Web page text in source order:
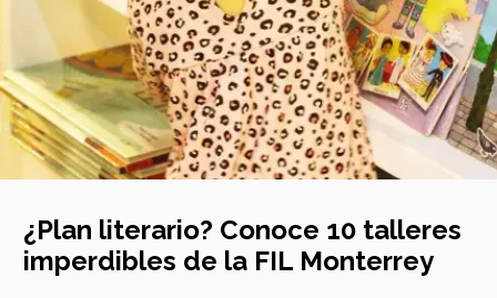
¿Plan literario? Conoce 10 talleres
imperdibles de la FIL Monterrey